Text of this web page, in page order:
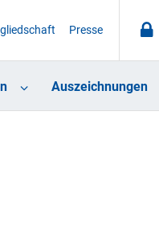
Presse
Auszeichnungen